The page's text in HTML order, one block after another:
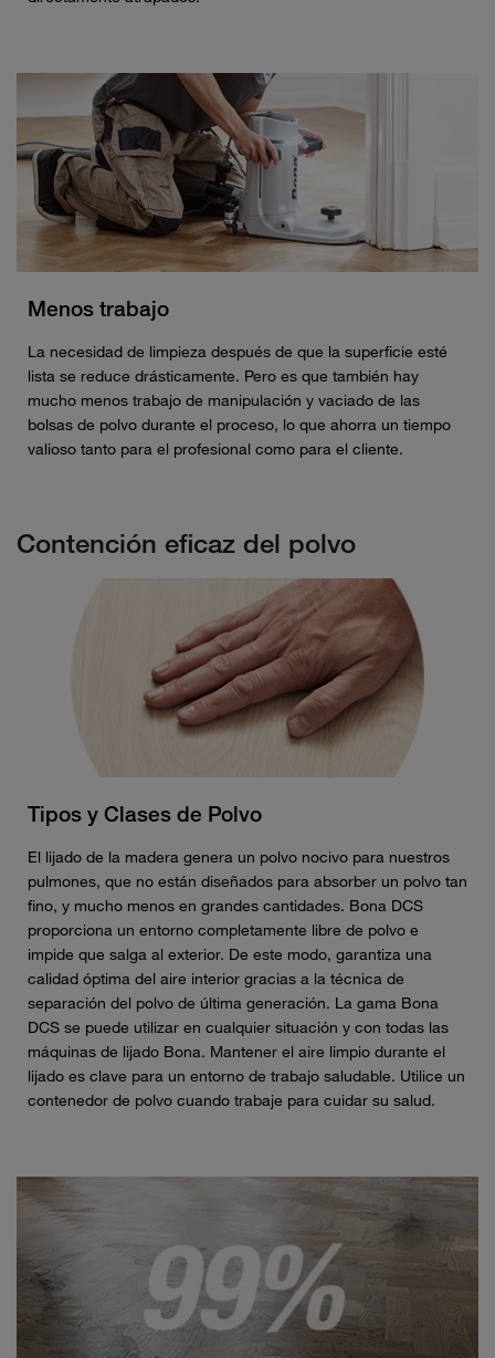
Menos trabajo
La necesidad de limpieza después de que la superficie esté
lista se reduce drásticamente. Pero es que también hay
mucho menos trabajo de manipulación y vaciado de las
bolsas de polvo durante el proceso, lo que ahorra un tiempo
valioso tanto para el profesional como para el cliente.
Contención eficaz del polvo
Tipos y Clases de Polvo
El lijado de la madera genera un polvo nocivo para nuestros
pulmones, que no están diseñados para absorber un polvo tan
fino, y mucho menos en grandes cantidades. Bona DCS
proporciona un entorno completamente libre de polvo e
impide que salga al exterior. De este modo, garantiza una
calidad óptima del aire interior gracias a la técnica de
separación del polvo de última generación. La gama Bona
DCS se puede utilizar en cualquier situación y con todas las
máquinas de lijado Bona. Mantener el aire limpio durante el
lijado es clave para un entorno de trabajo saludable. Utilice un
contenedor de polvo cuando trabaje para cuidar su salud.